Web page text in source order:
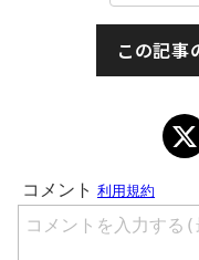
この記事